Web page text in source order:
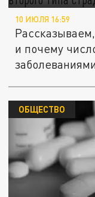
10 ИЮЛЯ 16:59
и почему
ОБЩЕСТВО